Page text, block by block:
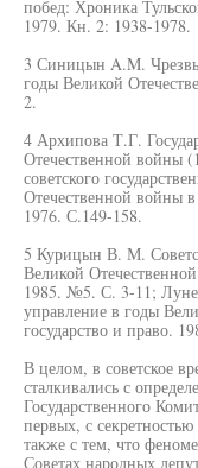
побед: Хроника
1979. Кн. 2: 1938-1978.
3 Синицын A.M.
годы Великой
2.
4 Архипова Т.Г.
Отечественной войны
советского
Отечественной войны
1976. С.149-158.
5 Курицын В. М.
Великой
1985. №5. С. 3-11;
управление в годы
государство и право.
В целом, в советское
сталкивались с
Государственного
первых, с
также с тем, что
Советах народных